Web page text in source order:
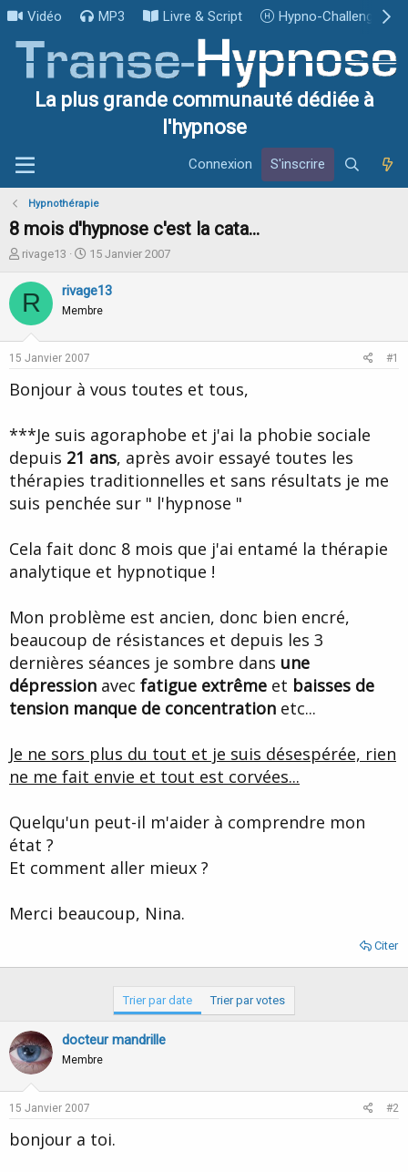
Vidéo MP3 Livre & Script Hypno-Challenge
La plus grande communauté dédiée à
l'hypnose
Connexion S'inscrire
Hypnothérapie
8 mois d'hypnose c'est la cata...
I
i
u
e
a
d
u
s
o
rivage13
D
t
e
d
d
b
15 Janvier 2007
R rivage13
Membre
15 Janvier 2007 #1
Bonjour à vous toutes et tous,
***Je suis agoraphobe et j'ai la phobie sociale
depuis 21 ans, après avoir essayé toutes les
thérapies traditionnelles et sans résultats je me
suis penchée sur " l'hypnose "
Cela fait donc 8 mois que j'ai entamé la thérapie
analytique et hypnotique !
Mon problème est ancien, donc bien encré,
beaucoup de résistances et depuis les 3
dernières séances je sombre dans une
dépression avec fatigue extrême et baisses de
tension manque de concentration etc...
Je ne sors plus du tout et je suis désespérée, rien
ne me fait envie et tout est corvées...
Quelqu'un peut-il m'aider à comprendre mon
état ?
Et comment aller mieux ?
Merci beaucoup, Nina.
Citer
Trier par date Trier par votes
docteur mandrille
Membre
15 Janvier 2007 #2
bonjour a toi.